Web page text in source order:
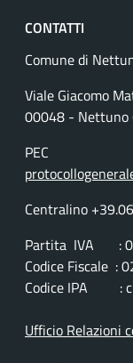
CONTATTI
Comune di
Viale Giacomo
00048 - Nettuno
PEC
Centralino
Partita IVA :
Codice Fiscale :
Codice IPA :
Ufficio Relazioni